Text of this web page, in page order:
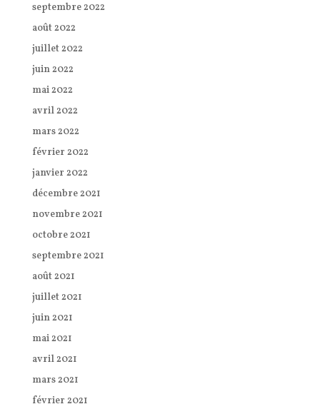
septembre 2022
août 2022
juillet 2022
juin 2022
mai 2022
avril 2022
mars 2022
février 2022
janvier 2022
décembre 2021
novembre 2021
octobre 2021
septembre 2021
août 2021
juillet 2021
juin 2021
mai 2021
avril 2021
mars 2021
février 2021